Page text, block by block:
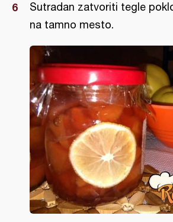
Sutradan zatvoriti tegle
na tamno mesto.